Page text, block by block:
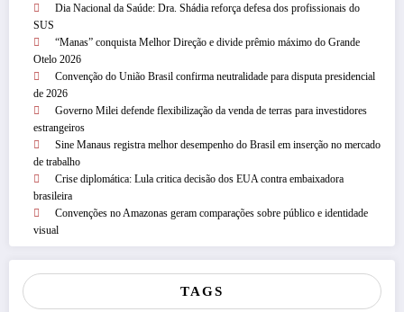
Dia Nacional da Saúde: Dra. Shádia reforça defesa dos profissionais do
SUS
“Manas” conquista Melhor Direção e divide prêmio máximo do Grande
Otelo 2026
Convenção do União Brasil confirma neutralidade para disputa presidencial
de 2026
Governo Milei defende flexibilização da venda de terras para investidores
estrangeiros
Sine Manaus registra melhor desempenho do Brasil em inserção no mercado
de trabalho
Crise diplomática: Lula critica decisão dos EUA contra embaixadora
brasileira
Convenções no Amazonas geram comparações sobre público e identidade
visual
TAGS